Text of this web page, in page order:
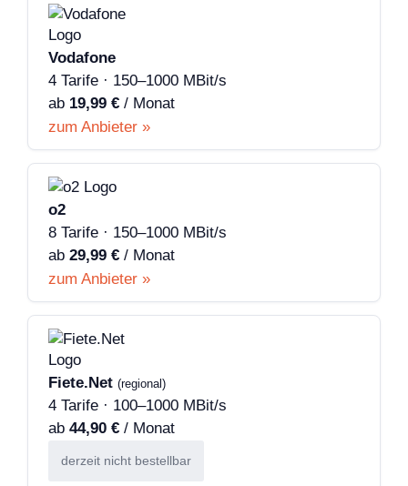
Vodafone
4 Tarife · 150–1000 MBit/s
ab 19,99 € / Monat
zum Anbieter »
o2
8 Tarife · 150–1000 MBit/s
ab 29,99 € / Monat
zum Anbieter »
Fiete.Net (regional)
4 Tarife · 100–1000 MBit/s
ab 44,90 € / Monat
derzeit nicht bestellbar